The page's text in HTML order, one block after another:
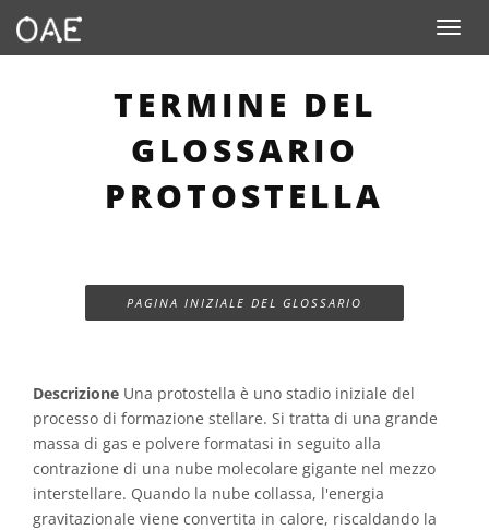
Toggle
TERMINE DEL
GLOSSARIO
PROTOSTELLA
PAGINA INIZIALE DEL GLOSSARIO
Descrizione Una protostella è uno stadio iniziale del
processo di formazione stellare. Si tratta di una grande
massa di gas e polvere formatasi in seguito alla
contrazione di una nube molecolare gigante nel mezzo
interstellare. Quando la nube collassa, l'energia
gravitazionale viene convertita in calore, riscaldando la